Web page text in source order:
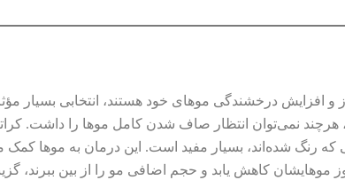
و افزایش درخشندگی موهای خود هستند، انتخابی بسیار
هرچند نمی‌توان انتظار صاف شدن کامل موها را داشت.
رنگ شده‌اند، بسیار مفید است. این درمان به موها کمک
وز موهایشان کاهش یابد و حجم اضافی مو را از بین ببرند،